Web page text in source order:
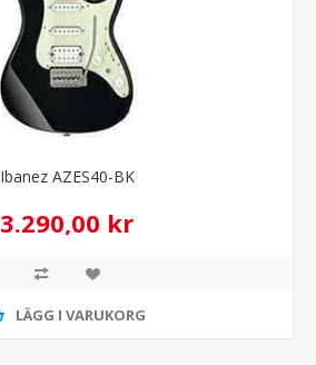
Ibanez AZES40-BK
3.290,00 kr
LÄGG I VARUKORG